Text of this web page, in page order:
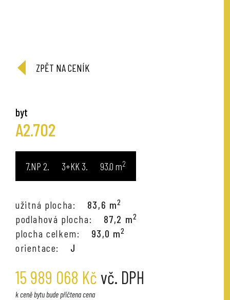
ZPĚT NA CENÍK
byt
A2.702
7.NP 3+KK 93,0 m2
užitná plocha: 83,6 m2
podlahová plocha: 87,2 m2
plocha celkem: 93,0 m2
orientace: J
15 989 068 Kč vč. DPH
k ceně bytu bude přičtena cena